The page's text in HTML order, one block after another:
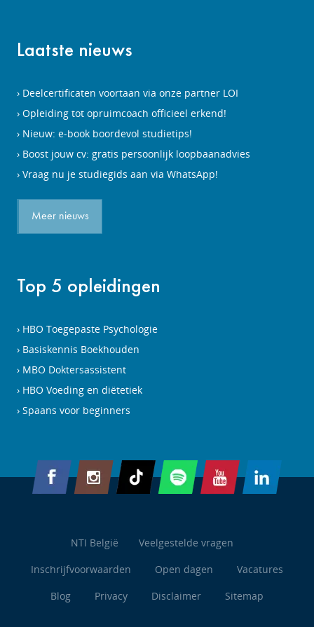
Laatste nieuws
Deelcertificaten voortaan via onze partner LOI
Opleiding tot opruimcoach officieel erkend!
Nieuw: e-book boordevol studietips!
Boost jouw cv: gratis persoonlijk loopbaanadvies
Vraag nu je studiegids aan via WhatsApp!
Meer nieuws
Top 5 opleidingen
HBO Toegepaste Psychologie
Basiskennis Boekhouden
MBO Doktersassistent
HBO Voeding en diëtetiek
Spaans voor beginners
NTI België
Veelgestelde vragen
Inschrijfvoorwaarden
Open dagen
Vacatures
Blog
Privacy Disclaimer Sitemap